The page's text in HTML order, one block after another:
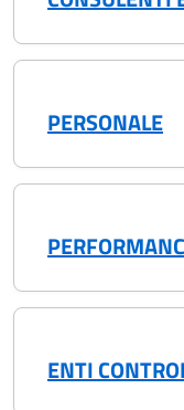
PERSONALE
ENTI